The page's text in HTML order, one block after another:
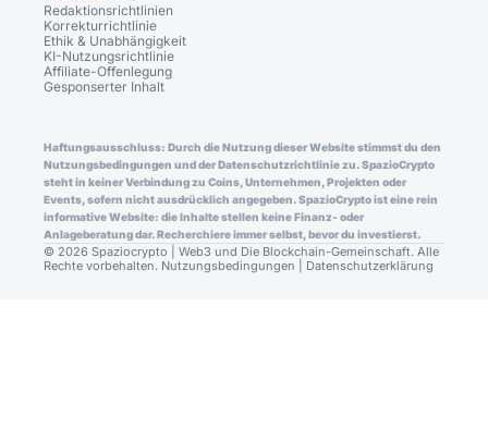
Redaktionsrichtlinien
Korrekturrichtlinie
Ethik & Unabhängigkeit
KI-Nutzungsrichtlinie
Affiliate-Offenlegung
Gesponserter Inhalt
Haftungsausschluss: Durch die Nutzung dieser Website stimmst du den
Nutzungsbedingungen und der Datenschutzrichtlinie zu. SpazioCrypto
steht in keiner Verbindung zu Coins, Unternehmen, Projekten oder
Events, sofern nicht ausdrücklich angegeben. SpazioCrypto ist eine rein
informative Website: die Inhalte stellen keine Finanz- oder
Anlageberatung dar. Recherchiere immer selbst, bevor du investierst.
© 2026 Spaziocrypto | Web3 und Die Blockchain-Gemeinschaft. Alle
Rechte vorbehalten. Nutzungsbedingungen Datenschutzerklärung